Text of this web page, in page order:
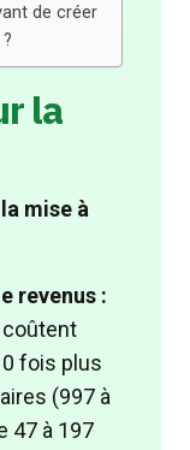
de créer
la
mise à
revenus :
fois plus
(997 à
47 à 197